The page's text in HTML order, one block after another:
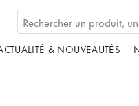
& NOUVEAUTÉS